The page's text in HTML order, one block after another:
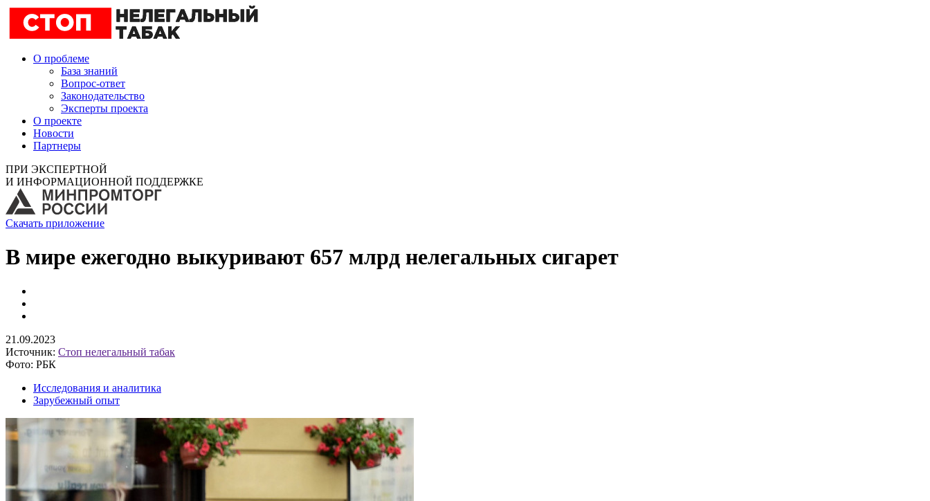
О проблеме
База знаний
Вопрос-ответ
Законодательство
Эксперты проекта
О проекте
Новости
Партнеры
ПРИ ЭКСПЕРТНОЙ
И ИНФОРМАЦИОННОЙ ПОДДЕРЖКЕ
Скачать приложение
В мире ежегодно выкуривают 657 млрд нелегальных сигарет
21.09.2023
Источник: Стоп нелегальный табак
Фото: РБК
Исследования и аналитика
Зарубежный опыт